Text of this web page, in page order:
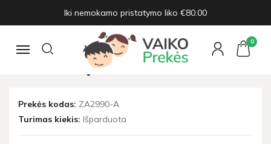
Iki nemokamo pristatymo liko €80.00
Navigacija
0
Figūrėlės Tigrų su jaunikliais figūrėlių komplektas - A
TIGRŲ SU JAUNIKLIAIS
FIGŪRĖLIŲ KOMPLEKTAS - A
Prekės kodas: ZA2990-A
Turimas kiekis: Išparduota